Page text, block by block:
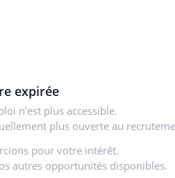
expirée
n’est plus accessible.
plus ouverte au
pour votre intérêt.
autres opportunités disponibles.